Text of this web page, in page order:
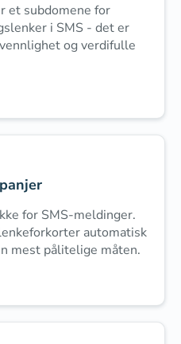
et subdomene for
i SMS - det er
og verdifulle
for SMS-meldinger.
automatisk
mest pålitelige måten.